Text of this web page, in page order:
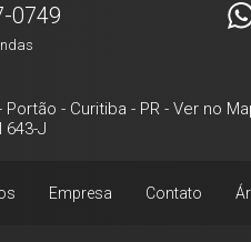
0749
Portão - Curitiba - PR - Ver no
643-J
Empresa Contato